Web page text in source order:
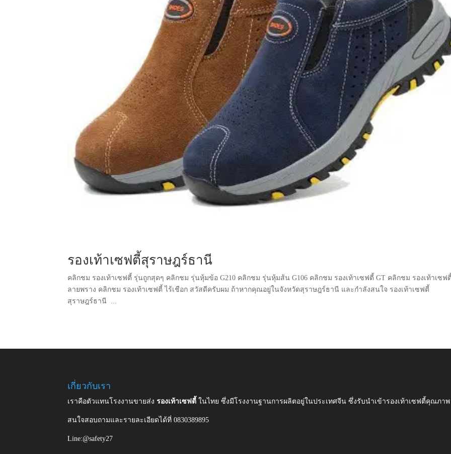
รองเท้าเซฟตี้สุราษฎร์ธานี
คลิกชม รองเท้าเซฟตี้ รุ่นถูกสุดๆ คลิกชม รุ่นหุ้มข้อ G210 คลิกชม รุ่นหุ้มส้น G106 คลิกชม รองเท้าเซฟตี้ GT คลิกชม รองเท้าเซฟ
ลายพราง คลิกชม รองเท้าเซฟตี้ ไร้เชือก สวัสดีครับผม ถ้าหากคุณอยู่ในจังหวัดสุราษฎร์ธานี และกำลังสนใจ รองเท้าเซฟตี้
สุราษฎร์ธานี ...
เกี่ยวกับเรา
เราคือตัวแทนโรงงานขายส่งรองเท้าเซฟตี้ในไทย ซึ่งมีโรงงานฐานการผลิตอยู่ในประเทศจีน ซึ่งรับนำเข้ารองเท้าเซฟตี้คุณภ
สนใจสอบถามและรายละเอียดได้ที่ 0830389895
Line:@safety27